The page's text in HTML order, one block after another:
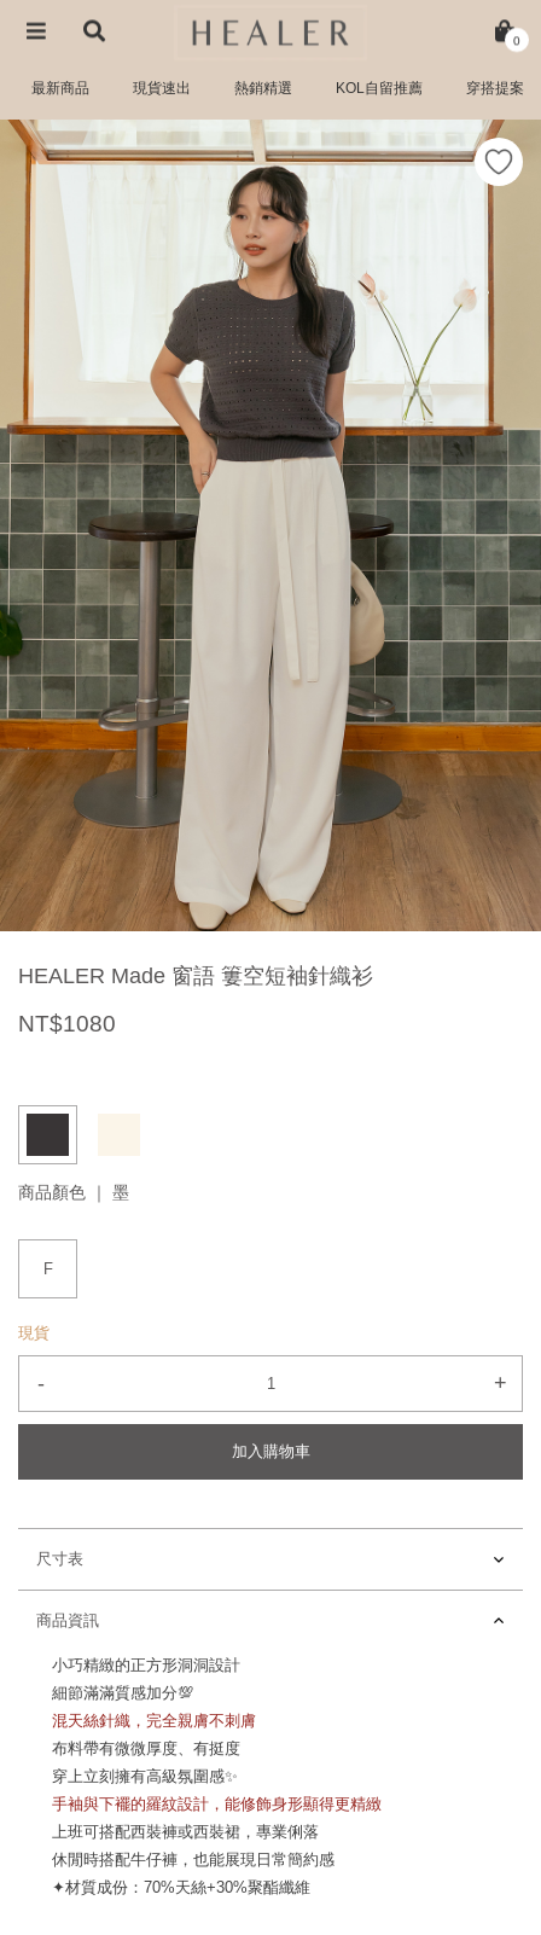
0
最新商品 現貨速出 熱銷精選 KOL自留推薦 穿搭提案
HEALER Made 窗語 簍空短袖針織衫
NT$1080
商品顏色 ｜ 墨
F
現貨
- +
加入購物車
尺寸表
商品資訊
小巧精緻的正方形洞洞設計
細節滿滿質感加分💯
混天絲針織，完全親膚不刺膚
布料帶有微微厚度、有挺度
穿上立刻擁有高級氛圍感✨
手袖與下襬的羅紋設計，能修飾身形顯得更精緻
上班可搭配西裝褲或西裝裙，專業俐落
休閒時搭配牛仔褲，也能展現日常簡約感
✦材質成份：70%天絲+30%聚酯纖維